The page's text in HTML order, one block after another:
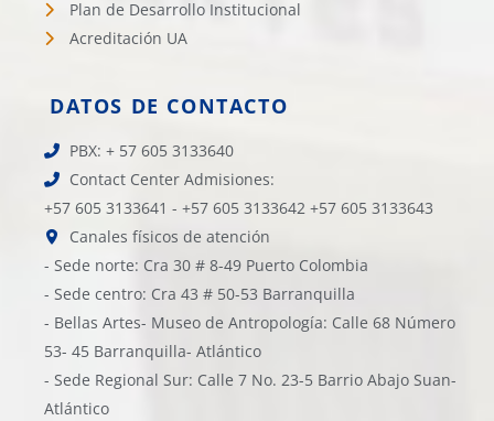
Plan de Desarrollo Institucional
Acreditación UA
DATOS DE CONTACTO
PBX: + 57 605 3133640
Contact Center Admisiones:
+57 605 3133641 - +57 605 3133642 +57 605 3133643
Canales físicos de atención
- Sede norte: Cra 30 # 8-49 Puerto Colombia
- Sede centro: Cra 43 # 50-53 Barranquilla
- Bellas Artes- Museo de Antropología: Calle 68 Número
53- 45 Barranquilla- Atlántico
- Sede Regional Sur: Calle 7 No. 23-5 Barrio Abajo Suan-
Atlántico